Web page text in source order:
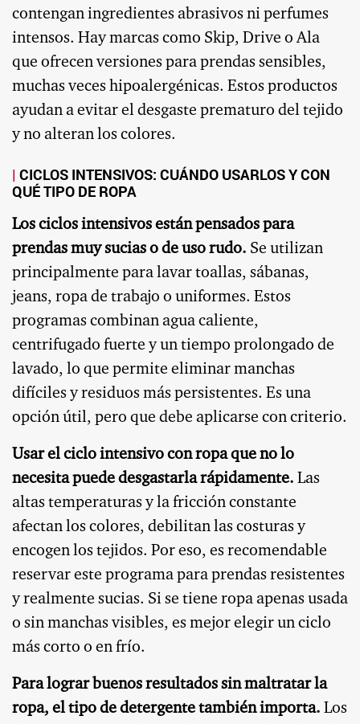
contengan ingredientes abrasivos ni perfumes
intensos. Hay marcas como Skip, Drive o Ala
que ofrecen versiones para prendas sensibles,
muchas veces hipoalergénicas. Estos productos
ayudan a evitar el desgaste prematuro del tejido
y no alteran los colores.
CICLOS INTENSIVOS: CUÁNDO USARLOS Y CON
QUÉ TIPO DE ROPA
Los ciclos intensivos están pensados para
prendas muy sucias o de uso rudo. Se utilizan
principalmente para lavar toallas, sábanas,
jeans, ropa de trabajo o uniformes. Estos
programas combinan agua caliente,
centrifugado fuerte y un tiempo prolongado de
lavado, lo que permite eliminar manchas
difíciles y residuos más persistentes. Es una
opción útil, pero que debe aplicarse con criterio.
Usar el ciclo intensivo con ropa que no lo
necesita puede desgastarla rápidamente. Las
altas temperaturas y la fricción constante
afectan los colores, debilitan las costuras y
encogen los tejidos. Por eso, es recomendable
reservar este programa para prendas resistentes
y realmente sucias. Si se tiene ropa apenas usada
o sin manchas visibles, es mejor elegir un ciclo
más corto o en frío.
Para lograr buenos resultados sin maltratar la
ropa, el tipo de detergente también importa. Los